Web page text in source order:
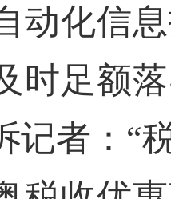
动化信
时足额
记者：“